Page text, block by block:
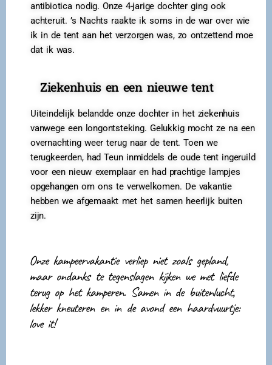
antibiotica nodig. Onze 4-jarige dochter ging ook
achteruit. ’s Nachts raakte ik soms in de war over wie
ik in de tent aan het verzorgen was, zo ontzettend moe
dat ik was.
Ziekenhuis en een nieuwe tent
Uiteindelijk belandde onze dochter in het ziekenhuis
vanwege een longontsteking. Gelukkig mocht ze na een
overnachting weer terug naar de tent. Toen we
terugkeerden, had Teun inmiddels de oude tent ingeruild
voor een nieuw exemplaar en had prachtige lampjes
opgehangen om ons te verwelkomen. De vakantie
hebben we afgemaakt met het samen heerlijk buiten
zijn.
Onze kampeervakantie verliep niet zoals gepland,
maar ondanks te tegenslagen kijken we met liefde
terug op het kamperen. Samen in de buitenlucht,
lekker kneuteren en in de avond een haardvuurtje:
love it!